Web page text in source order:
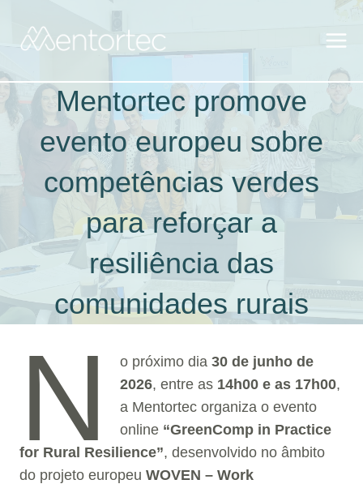
Mentortec promove
evento europeu sobre
competências verdes
para reforçar a
resiliência das
comunidades rurais
N o próximo dia30 de junho de
2026, entre as 14h00 e as 17h00,
a Mentortec organiza o evento
online “GreenComp in Practice
for Rural Resilience”, desenvolvido no âmbito
do projeto europeu WOVEN – Work